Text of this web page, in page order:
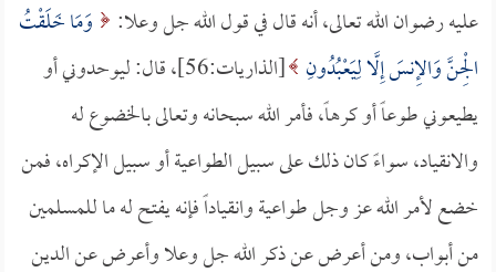
عليه رضوان الله تعالى، أنه قال في قول الله جل وعلا:
وَمَا خَلَقْتُ
الْجِنَّ وَالإِنسَ إِلَّا لِيَعْبُدُونِ
[الذاريات:56]، قال: ليوحدوني أو
يطيعوني طوعاً أو كرهاً، فأمر الله سبحانه وتعالى بالخضوع له
والانقياد، سواءً كان ذلك على سبيل الطواعية أو سبيل الإكراه، فمن
خضع لأمر الله عز وجل طواعية وانقياداً فإنه يفتح له ما للمسلمين
من أبواب، ومن أعرض عن ذكر الله جل وعلا وأعرض عن الدين